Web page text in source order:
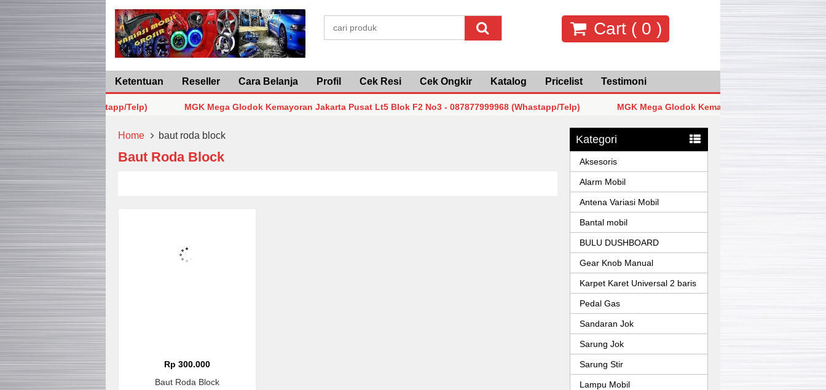
Cart ( 0 )
Ketentuan Reseller Cara Belanja Profil Cek Resi Cek Ongkir Katalog Pricelist Testimoni
(Whastapp/Telp) MGK Mega Glodok Kemayoran Jakarta Pusat Lt5 Blok F2 No3 - 087877999968 (Whastapp/Telp) MGK Mega Glodok Kemayoran Jakarta Pusat Lt5 Blok
(Whastapp/Telp) MGK Mega Glodok Kemayoran Jakarta Pusat Lt5 Blok F2 No3 - 087877999968 (Whastapp/Telp) MGK Mega Glodok Kemayoran Jakarta Pusat Lt5 Blok
(Whastapp/Telp) MGK Mega Glodok Kemayoran Jakarta Pusat Lt5 Blok F2 No3 - 087877999968 (Whastapp/Telp) MGK Mega Glodok Kemayoran Jakarta Pusat Lt5 Blok
Home baut roda block
Baut Roda Block
Rp 300.000
Baut Roda Block
Kategori
Aksesoris
Alarm Mobil
Antena Variasi Mobil
Bantal mobil
BULU DUSHBOARD
Gear Knob Manual
Karpet Karet Universal 2 baris
Pedal Gas
Sandaran Jok
Sarung Jok
Sarung Stir
Lampu Mobil